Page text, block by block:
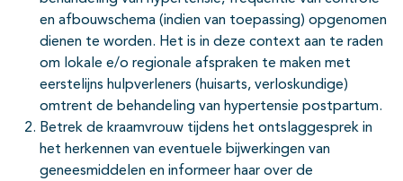
en afbouwschema (indien van toepassing) opgenomen
dienen te worden. Het is in deze context aan te raden
om lokale e/o regionale afspraken te maken met
eerstelijns hulpverleners (huisarts, verloskundige)
omtrent de behandeling van hypertensie postpartum.
Betrek de kraamvrouw tijdens het ontslaggesprek in
het herkennen van eventuele bijwerkingen van
geneesmiddelen en informeer haar over de